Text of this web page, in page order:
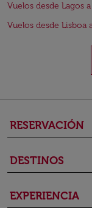
Vuelos desde Lagos
Vuelos desde Lisboa
RESERVACIÓN
DESTINOS
EXPERIENCIA